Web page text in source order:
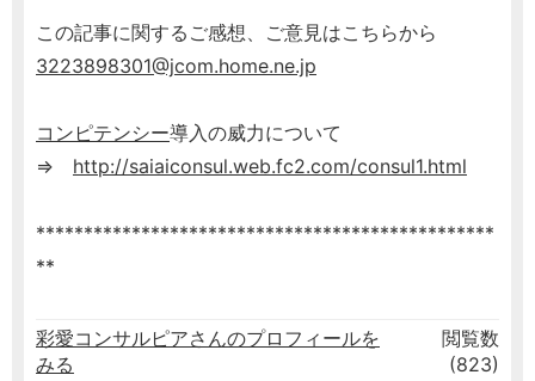
この記事に関するご感想、ご意見はこちらから
3223898301@jcom.home.ne.jp
コンピテンシー導入の威力について
⇒ http://saiaiconsul.web.fc2.com/consul1.html
************************************************
**
彩愛コンサルピアさんのプロフィールを
みる
閲覧数
(823)